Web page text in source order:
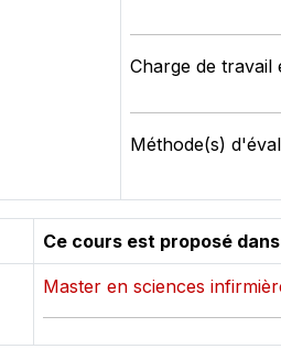
Charge de travail
Méthode(s)
Ce cours est proposé
Master en sciences